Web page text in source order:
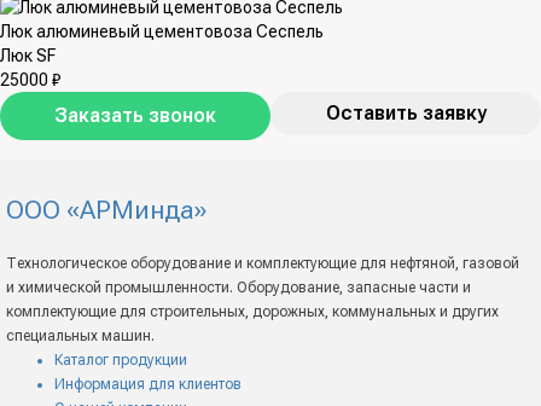
Люк алюминевый цементовоза Сеспель
Люк SF
25000 ₽
Заказать звонок Оставить заявку
ООО «АРМинда»
Технологическое оборудование и комплектующие для нефтяной, газовой
и химической промышленности. Оборудование, запасные части и
комплектующие для строительных, дорожных, коммунальных и других
специальных машин.
Каталог продукции
Информация для клиентов